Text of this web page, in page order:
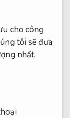
cho công
tôi sẽ đưa
nhất.